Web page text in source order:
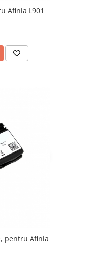
Afinia L901
pentru Afinia